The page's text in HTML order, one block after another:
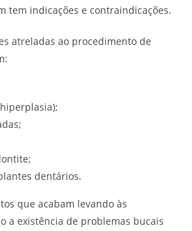
tem indicações e contraindicações.
atreladas ao procedimento de
dentários.
que acabam levando às
a existência de problemas bucais